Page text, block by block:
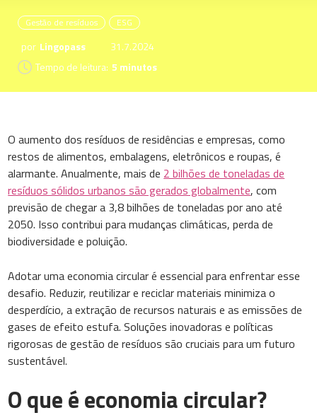
Gestão de resíduos ESG
por Lingopass
31.7.2024
Tempo de leitura: 5 minutos
O aumento dos resíduos de residências e empresas, como
restos de alimentos, embalagens, eletrônicos e roupas, é
alarmante. Anualmente, mais de 2 bilhões de toneladas de
resíduos sólidos urbanos são gerados globalmente, com
previsão de chegar a 3,8 bilhões de toneladas por ano até
2050. Isso contribui para mudanças climáticas, perda de
biodiversidade e poluição.
Adotar uma economia circular é essencial para enfrentar esse
desafio. Reduzir, reutilizar e reciclar materiais minimiza o
desperdício, a extração de recursos naturais e as emissões de
gases de efeito estufa. Soluções inovadoras e políticas
rigorosas de gestão de resíduos são cruciais para um futuro
sustentável.
O que é economia circular?